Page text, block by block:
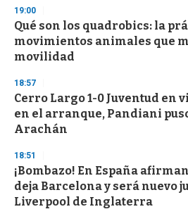
d
s
o
f
3
s
e
c
o
n
19:00
Qué son los quadrobics: la
movimientos animales que
movilidad
18:57
Cerro Largo 1-0 Juventud en
en el arranque, Pandiani
Arachán
18:51
¡Bombazo! En España
deja Barcelona y será nuevo
Liverpool de Inglaterra